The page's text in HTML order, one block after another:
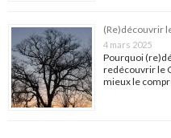
(Re)découvrir
4 mars 2025
Pourquoi
redécouvrir le
mieux le